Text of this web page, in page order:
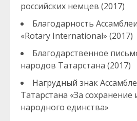
российских немцев (2017)
Благодарность
«Rotary International» (2017)
Благодарственное
народов Татарстана (2017)
Нагрудный знак
Татарстана «За сохранение
народного единства»